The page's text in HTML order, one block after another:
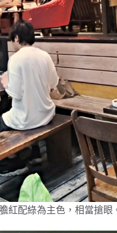
紅配綠為主色，相當搶眼